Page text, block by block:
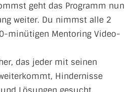
geht das Programm nun
weiter. Du nimmst alle 2
minütigen Mentoring Video-
das jeder mit seinen
Hindernisse